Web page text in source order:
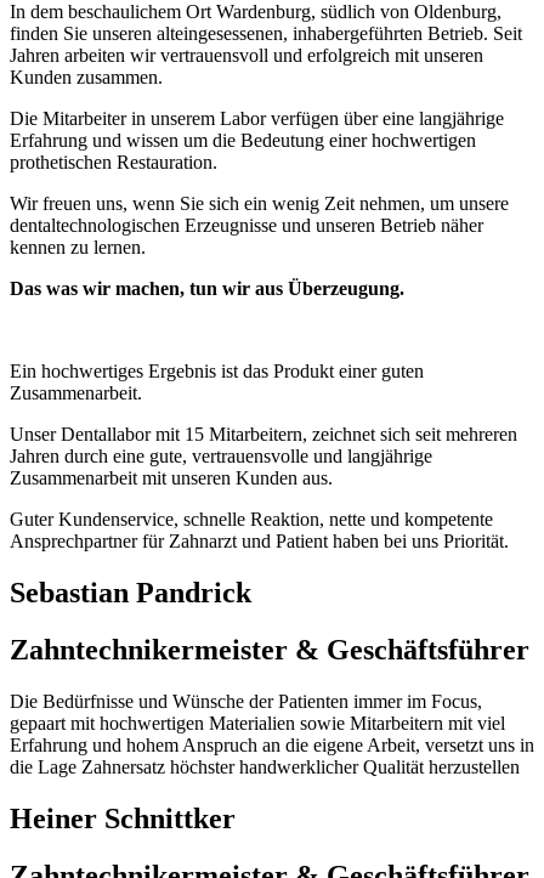
In dem beschaulichem Ort Wardenburg, südlich von Oldenburg,
finden Sie unseren alteingesessenen, inhabergeführten Betrieb. Seit
Jahren arbeiten wir vertrauensvoll und erfolgreich mit unseren
Kunden zusammen.
Die Mitarbeiter in unserem Labor verfügen über eine langjährige
Erfahrung und wissen um die Bedeutung einer hochwertigen
prothetischen Restauration.
Wir freuen uns, wenn Sie sich ein wenig Zeit nehmen, um unsere
dentaltechnologischen Erzeugnisse und unseren Betrieb näher
kennen zu lernen.
Das was wir machen, tun wir aus Überzeugung.
Ein hochwertiges Ergebnis ist das Produkt einer guten
Zusammenarbeit.
Unser Dentallabor mit 15 Mitarbeitern, zeichnet sich seit mehreren
Jahren durch eine gute, vertrauensvolle und langjährige
Zusammenarbeit mit unseren Kunden aus.
Guter Kundenservice, schnelle Reaktion, nette und kompetente
Ansprechpartner für Zahnarzt und Patient haben bei uns Priorität.
Sebastian Pandrick
Zahntechnikermeister & Geschäftsführer
Die Bedürfnisse und Wünsche der Patienten immer im Focus,
gepaart mit hochwertigen Materialien sowie Mitarbeitern mit viel
Erfahrung und hohem Anspruch an die eigene Arbeit, versetzt uns in
die Lage Zahnersatz höchster handwerklicher Qualität herzustellen
Heiner Schnittker